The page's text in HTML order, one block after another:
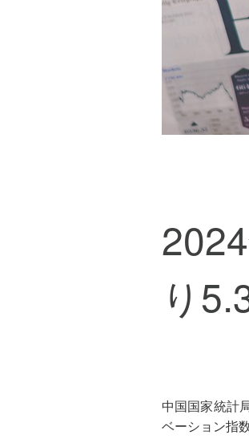
り
中国国家統計
ベーション指